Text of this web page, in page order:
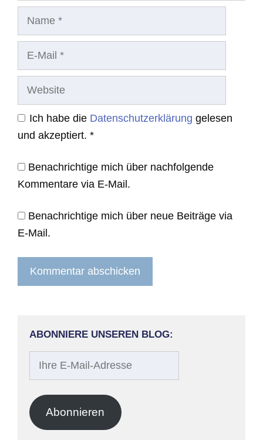
Ich habe die Datenschutzerklärung gelesen
und akzeptiert. *
Benachrichtige mich über nachfolgende
Kommentare via E-Mail.
Benachrichtige mich über neue Beiträge via
E-Mail.
ABONNIERE UNSEREN BLOG:
Adresse
Abonnieren